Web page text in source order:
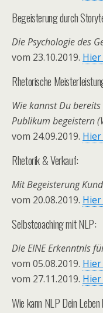
Begeisterung durch
Die Psychologie des
vom 23.10.2019.
Rhetorische
Wie kannst Du
Publikum begeistern
vom 24.09.2019.
Rhetorik & Verkauf:
Mit Begeisterung
vom 20.08.2019.
Selbstcoaching mit NLP:
Die EINE Erkenntnis
vom 05.08.2019.
vom 27.11.2019.
Wie kann NLP Dein Leben